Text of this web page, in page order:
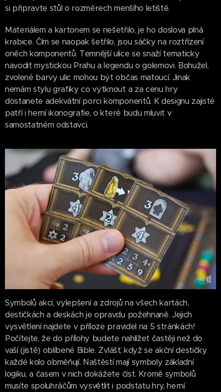
si připravte stůl o rozměrech menšího letiště.
Materiálem a kartonem se nešetřilo, je ho doslova plná
krabice. Čím se naopak šetřilo, jsou sáčky na roztřízení
oněch komponentů. Temnější ulice se snaží tematicky
navodit mystickou Prahu a legendu o golemovi. Bohužel,
zvolené barvy ulic mohou být občas matoucí. Jinak
nemám stylu grafiky co vytknout a za cenu hry
dostanete adekvátní porci komponentů. K designu zajisté
patří i herní ikonografie, o které budu mluvit v
samostatném odstavci.
Symbolů akcí, vylepšení a zdrojů na všech kartách,
destičkách a deskách je opravdu požehnaně. Jejich
vysvětlení najdete v příloze pravidel na 5 stránkách!
Počítejte, že do přílohy budete nahlížet častěji než do
vaší (jistě) oblíbené Bible. Zvlášť, když se akční destičky
každé kolo obměňují. Naštěstí mají symboly základní
logiku, a časem v nich dokážete číst. Kromě symbolů
musíte spoluhráčům vysvětlit i podstatu hry, herní